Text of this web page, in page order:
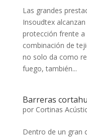
Las grandes
Insoudtex
protección frente a
combinación de
no solo da como
fuego, también...
Barreras
por Cortinas
Dentro de un gran